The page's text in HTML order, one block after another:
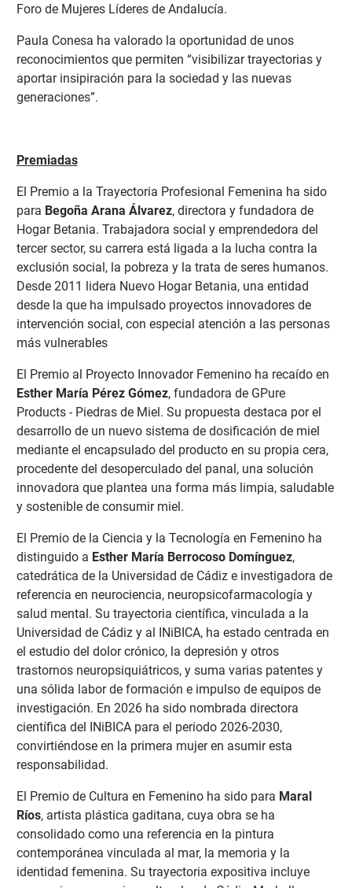
Foro de Mujeres Líderes de Andalucía.
Paula Conesa ha valorado la oportunidad de unos
reconocimientos que permiten “visibilizar trayectorias y
aportar insipiración para la sociedad y las nuevas
generaciones”.
Premiadas
El Premio a la Trayectoria Profesional Femenina ha sido
para Begoña Arana Álvarez, directora y fundadora de
Hogar Betania. Trabajadora social y emprendedora del
tercer sector, su carrera está ligada a la lucha contra la
exclusión social, la pobreza y la trata de seres humanos.
Desde 2011 lidera Nuevo Hogar Betania, una entidad
desde la que ha impulsado proyectos innovadores de
intervención social, con especial atención a las personas
más vulnerables
El Premio al Proyecto Innovador Femenino ha recaído en
Esther María Pérez Gómez, fundadora de GPure
Products - Piedras de Miel. Su propuesta destaca por el
desarrollo de un nuevo sistema de dosificación de miel
mediante el encapsulado del producto en su propia cera,
procedente del desoperculado del panal, una solución
innovadora que plantea una forma más limpia, saludable
y sostenible de consumir miel.
El Premio de la Ciencia y la Tecnología en Femenino ha
distinguido a Esther María Berrocoso Domínguez,
catedrática de la Universidad de Cádiz e investigadora de
referencia en neurociencia, neuropsicofarmacología y
salud mental. Su trayectoria científica, vinculada a la
Universidad de Cádiz y al INiBICA, ha estado centrada en
el estudio del dolor crónico, la depresión y otros
trastornos neuropsiquiátricos, y suma varias patentes y
una sólida labor de formación e impulso de equipos de
investigación. En 2026 ha sido nombrada directora
científica del INiBICA para el periodo 2026-2030,
convirtiéndose en la primera mujer en asumir esta
responsabilidad.
El Premio de Cultura en Femenino ha sido para Maral
Ríos, artista plástica gaditana, cuya obra se ha
consolidado como una referencia en la pintura
contemporánea vinculada al mar, la memoria y la
identidad femenina. Su trayectoria expositiva incluye